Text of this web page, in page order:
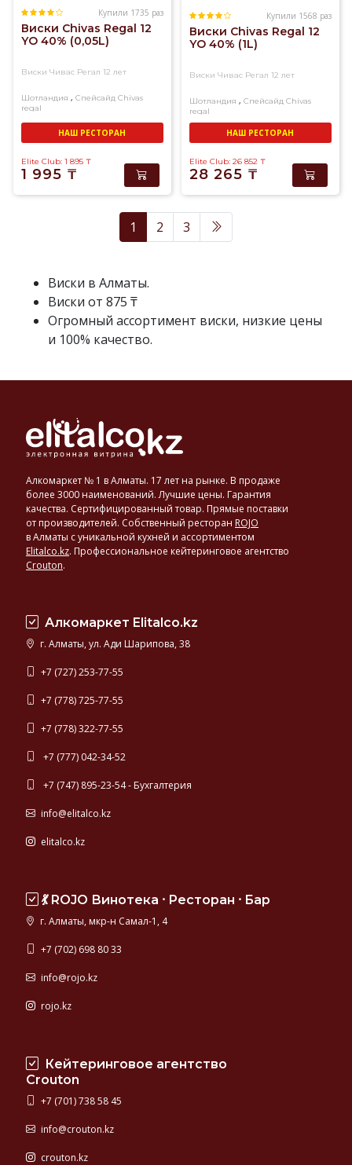
Купили 1735 раз
Виски Chivas Regal 12
YO 40% (0,05L)
Виски Чивас Регал 12 лет
Шотландия , Спейсайд Chivas
regal
НАШ РЕСТОРАН
Elite Club: 1 895 ₸
1 995 ₸
Купили 1568 раз
Виски Chivas Regal 12
YO 40% (1L)
Виски Чивас Регал 12 лет
Шотландия , Спейсайд Chivas
regal
Купажированный
НАШ РЕСТОРАН
Elite Club: 26 852 ₸
28 265 ₸
1 2 3
Виски в Алматы.
Виски от 875 ₸
Огромный ассортимент виски, низкие цены
и 100% качество.
Алкомаркет № 1 в Алматы. 17 лет на рынке. В продаже
более 3000 наименований. Лучшие цены. Гарантия
качества. Сертифицированный товар. Прямые поставки
от производителей. Собственный ресторан ROJO
в Алматы с уникальной кухней и ассортиментом
Elitalco.kz. Профессиональное кейтеринговое агентство
Crouton.
Алкомаркет Elitalco.kz
г. Алматы, ул. Ади Шарипова, 38
+7 (727) 253-77-55
+7 (778) 725-77-55
+7 (778) 322-77-55
+7 (777) 042-34-52
+7 (747) 895-23-54 - Бухгалтерия
info@elitalco.kz
elitalco.kz
💃 ROJO Винотека ⸱ Ресторан ⸱ Бар
г. Алматы, мкр-н Самал-1, 4
+7 (702) 698 80 33
info@rojo.kz
rojo.kz
Кейтеринговое агентство
Crouton
+7 (701) 738 58 45
info@crouton.kz
crouton.kz